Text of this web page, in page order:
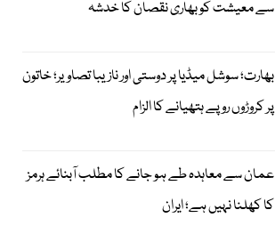
سے معیشت کو بھاری نقصان کا خدشہ
بھارت؛ سوشل میڈیا پر دوستی اور نازیبا تصاویر؛ خاتون
پر کروڑوں روپے ہتھیانے کا الزام
عمان سے معاہدہ طے ہو جانے کا مطلب آبنائے ہرمز
کا کھلنا نہیں ہے؛ ایران